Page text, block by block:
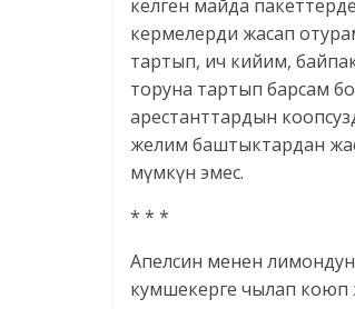
келген майда
кермелерди жасап
тартып, ич кийим,
торуна тартып барсам
арестанттардын
желим баштыктардан
мүмкүн эмес.
* * *
Апелсин менен
кумшекерге чылап коюп